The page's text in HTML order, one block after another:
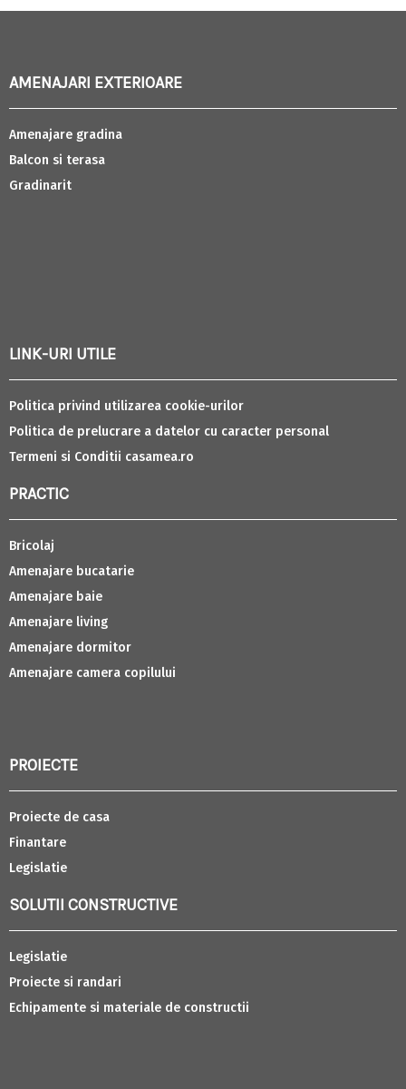
AMENAJARI EXTERIOARE
Amenajare gradina
Balcon si terasa
Gradinarit
LINK-URI UTILE
Politica privind utilizarea cookie-urilor
Politica de prelucrare a datelor cu caracter personal
Termeni si Conditii casamea.ro
PRACTIC
Bricolaj
Amenajare bucatarie
Amenajare baie
Amenajare living
Amenajare dormitor
Amenajare camera copilului
PROIECTE
Proiecte de casa
Finantare
Legislatie
SOLUTII CONSTRUCTIVE
Legislatie
Proiecte si randari
Echipamente si materiale de constructii